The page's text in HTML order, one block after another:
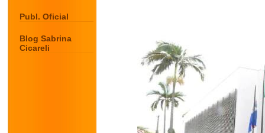
Publ. Oficial
Blog Sabrina
Cicareli